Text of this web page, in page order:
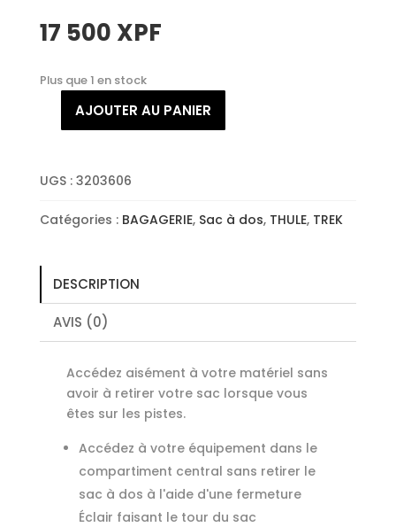
17 500 XPF
Plus que 1 en stock
quantité
UPSLOPE
LIME
AJOUTER AU PANIER
UGS : 3203606
Catégories : BAGAGERIE, Sac à dos, THULE, TREK
DESCRIPTION
AVIS (0)
Accédez aisément à votre matériel sans
avoir à retirer votre sac lorsque vous
êtes sur les pistes.
Accédez à votre équipement dans le
compartiment central sans retirer le
sac à dos à l'aide d'une fermeture
Éclair faisant le tour du sac